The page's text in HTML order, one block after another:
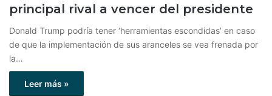
principal rival a vencer del presidente
Donald Trump podría tener ‘herramientas escondidas’ en caso
de que la implementación de sus aranceles se vea frenada por
la…
Leer más »